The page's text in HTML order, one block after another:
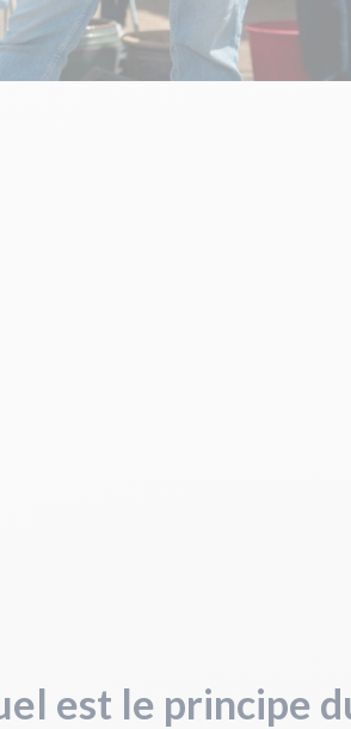
est le principe